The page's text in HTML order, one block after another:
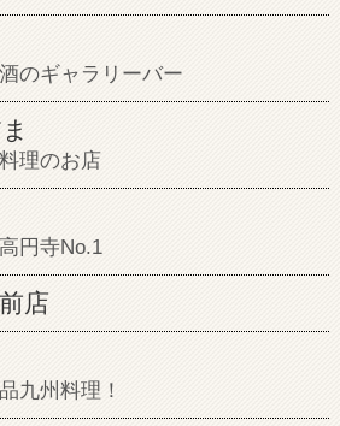
のギャラリーバー
理のお店
円寺No.1
店
九州料理！